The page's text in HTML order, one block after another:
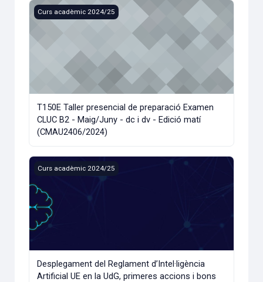
T150E Taller presencial de preparació Examen CLUC B2 -
Curs acadèmic 2024/25
T150E Taller presencial de preparació Examen
CLUC B2 - Maig/Juny - dc i dv - Edició matí
(CMAU2406/2024)
Desplegament del Reglament d’Intel·ligència Artificial UE
Curs acadèmic 2024/25
Desplegament del Reglament d’Intel·ligència
Artificial UE en la UdG, primeres accions i bons